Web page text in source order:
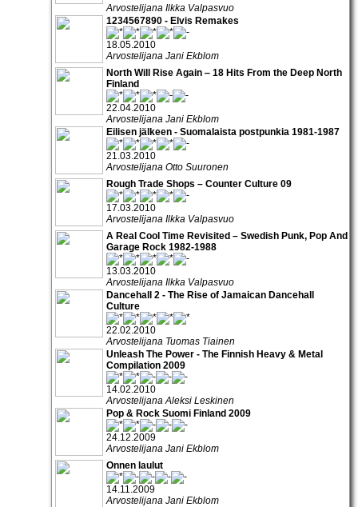
Arvostelijana Ilkka Valpasvuo
1234567890 - Elvis Remakes
18.05.2010
Arvostelijana Jani Ekblom
North Will Rise Again ‒ 18 Hits From the Deep North
Finland
22.04.2010
Arvostelijana Jani Ekblom
Eilisen jälkeen - Suomalaista postpunkia 1981-1987
21.03.2010
Arvostelijana Otto Suuronen
Rough Trade Shops – Counter Culture 09
17.03.2010
Arvostelijana Ilkka Valpasvuo
A Real Cool Time Revisited – Swedish Punk, Pop And
Garage Rock 1982-1988
13.03.2010
Arvostelijana Ilkka Valpasvuo
Dancehall 2 - The Rise of Jamaican Dancehall
Culture
22.02.2010
Arvostelijana Tuomas Tiainen
Unleash The Power - The Finnish Heavy & Metal
Compilation 2009
14.02.2010
Arvostelijana Aleksi Leskinen
Pop & Rock Suomi Finland 2009
24.12.2009
Arvostelijana Jani Ekblom
Onnen laulut
14.11.2009
Arvostelijana Jani Ekblom